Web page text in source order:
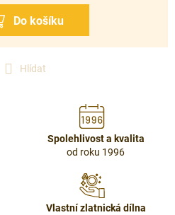
Hlídat
Spolehlivost a kvalita
od roku 1996
Vlastní zlatnická dílna